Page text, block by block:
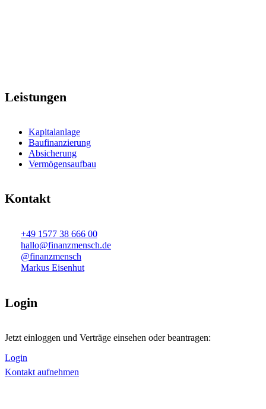
Leistungen
Kapitalanlage
Baufinanzierung
Absicherung
Vermögensaufbau
Kontakt
+49 1577 38 666 00
hallo@finanzmensch.de
@finanzmensch
Markus Eisenhut
Login
Jetzt einloggen und Verträge einsehen oder beantragen:
Login
Kontakt aufnehmen